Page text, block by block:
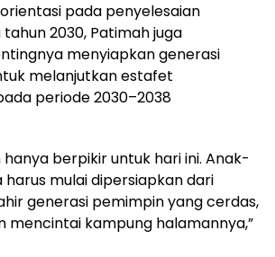
pada penyelesaian
2030, Patimah juga
menyiapkan generasi
melanjutkan estafet
periode 2030–2038
berpikir untuk hari ini. Anak-
harus mulai dipersiapkan dari
generasi pemimpin yang cerdas,
mencintai kampung halamannya,”